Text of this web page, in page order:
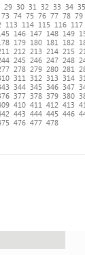
29 30 31 32 33 34 35
73 74 75 76 77 78 79
113 114 115 116 117
146 147 148 149
179 180 181 182
212 213 214 215
245 246 247 248
278 279 280 281
311 312 313 314
344 345 346 347
377 378 379 380
410 411 412 413
443 444 445 446
476 477 478